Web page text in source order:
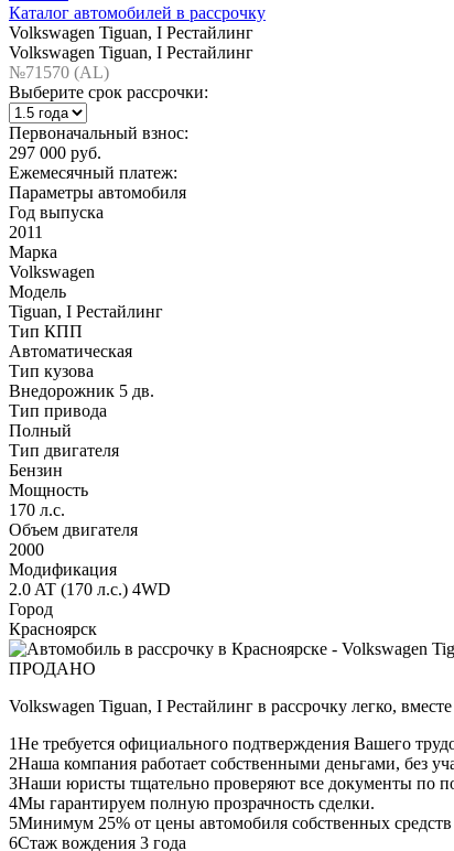
Каталог автомобилей в рассрочку
Volkswagen Tiguan, I Рестайлинг
Volkswagen Tiguan, I Рестайлинг
№71570 (AL)
Выберите срок рассрочки:
Первоначальный взнос:
297 000 руб.
Ежемесячный платеж:
Параметры автомобиля
Год выпуска
2011
Марка
Volkswagen
Модель
Tiguan, I Рестайлинг
Тип КПП
Автоматическая
Тип кузова
Внедорожник 5 дв.
Тип привода
Полный
Тип двигателя
Бензин
Мощность
170 л.с.
Объем двигателя
2000
Модификация
2.0 AT (170 л.с.) 4WD
Город
Красноярск
ПРОДАНО
Volkswagen Tiguan, I Рестайлинг в рассрочку легко,
1Не требуется официального подтверждения Вашего
2Наша компания работает собственными деньгами, без
3Наши юристы тщательно проверяют все документы по
4Мы гарантируем полную прозрачность сделки.
5Минимум 25% от цены автомобиля собственных средств
6Стаж вождения 3 года